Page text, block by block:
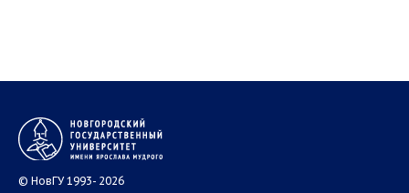
© НовГУ 1993- 2026